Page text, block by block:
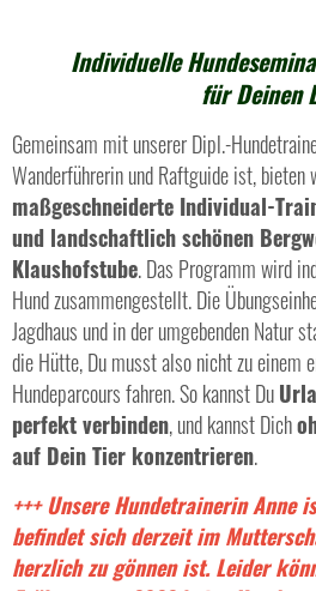
Individuelle
für Deinen
Gemeinsam mit unserer Dipl.-
Wanderführerin und Raftguide ist, bieten
maßgeschneiderte Individual-
und landschaftlich schönen
Klaushofstube. Das Programm wird
Hund zusammengestellt. Die
Jagdhaus und in der umgebenden Natur
die Hütte, Du musst also nicht zu einem
Hundeparcours fahren. So kannst Du
perfekt verbinden, und kannst Dich
auf Dein Tier konzentrieren.
+++ Unsere Hundetrainerin Anne
befindet sich derzeit im
herzlich zu gönnen ist. Leider